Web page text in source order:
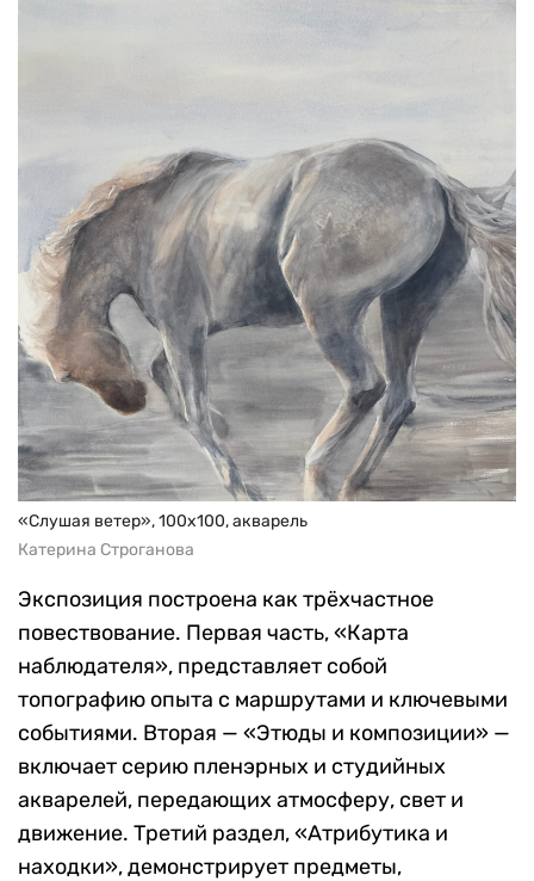
«Слушая ветер», 100х100, акварель
Катерина Строганова
Экспозиция построена как трёхчастное
повествование. Первая часть, «Карта
наблюдателя», представляет собой
топографию опыта с маршрутами и ключевыми
событиями. Вторая — «Этюды и композиции» —
включает серию пленэрных и студийных
акварелей, передающих атмосферу, свет и
движение. Третий раздел, «Атрибутика и
находки», демонстрирует предметы,